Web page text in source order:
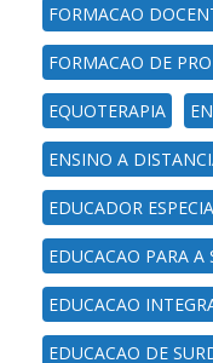
FORMACAO
FORMACAO DE
EQUOTERAPIA
ENSINO A
EDUCADOR
EDUCACAO PARA
EDUCACAO
EDUCACAO DE